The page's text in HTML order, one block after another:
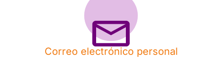
Correo electrónico personal